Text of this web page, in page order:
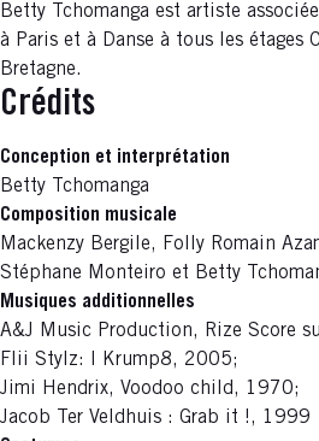
Betty Tchomanga est artiste
à Paris et à Danse à tous les étages
Bretagne.
Crédits
Conception et interprétation
Betty Tchomanga
Composition musicale
Mackenzy Bergile, Folly Romain
Stéphane Monteiro et Betty
Musiques additionnelles
A&J Music Production, Rize Score
Flii Stylz: I Krump8, 2005;
Jimi Hendrix, Voodoo child, 1970;
Jacob Ter Veldhuis : Grab it !, 1999